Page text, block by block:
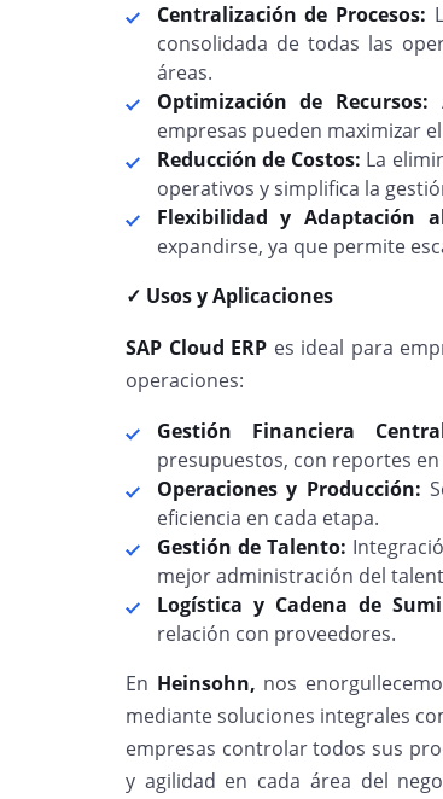
Centralización de Procesos:
consolidada de todas las
áreas.
Optimización de Recursos:
empresas pueden maximizar
Reducción de Costos: La
operativos y simplifica la
Flexibilidad y Adaptación
expandirse, ya que permite
✓ Usos y Aplicaciones
SAP Cloud ERP es ideal para
operaciones:
Gestión Financiera
presupuestos, con reportes
Operaciones y Producción:
eficiencia en cada etapa.
Gestión de Talento:
mejor administración del
Logística y Cadena de
relación con proveedores.
En Heinsohn, nos
mediante soluciones integrales
empresas controlar todos sus
y agilidad en cada área del